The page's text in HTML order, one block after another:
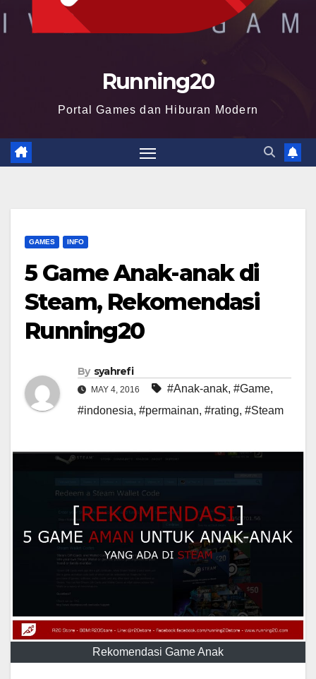
Running20
Portal Games dan Hiburan Modern
GAMES INFO
5 Game Anak-anak di
Steam, Rekomendasi
Running20
By syahrefi
MAY 4, 2016 #Anak-anak, #Game,
#indonesia, #permainan, #rating, #Steam
Rekomendasi Game Anak